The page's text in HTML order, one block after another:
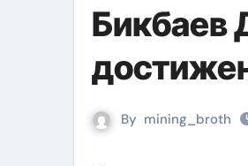
Бикбаев
By mining_broth